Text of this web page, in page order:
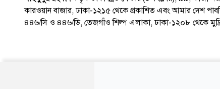
কারওয়ান বাজার, ঢাকা-১২১৫ থেকে প্রকাশিত এবং আমার দেশ
৪৪৬/সি ও ৪৪৬/ডি, তেজগাঁও শিল্প এলাকা, ঢাকা-১২০৮ থেকে